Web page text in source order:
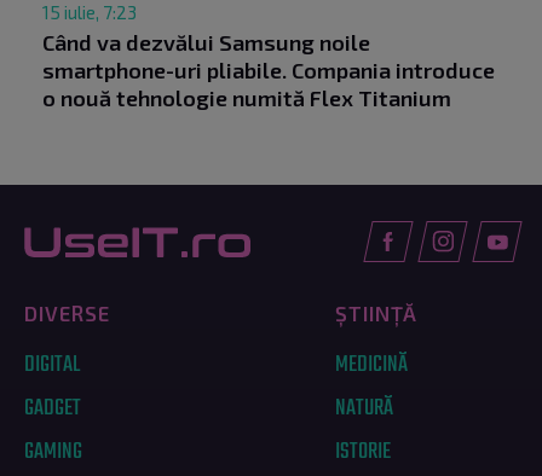
15 iulie, 7:23
Când va dezvălui Samsung noile
smartphone-uri pliabile. Compania introduce
o nouă tehnologie numită Flex Titanium
DIVERSE
DIGITAL
GADGET
GAMING
ȘTIINȚĂ
MEDICINĂ
NATURĂ
ISTORIE